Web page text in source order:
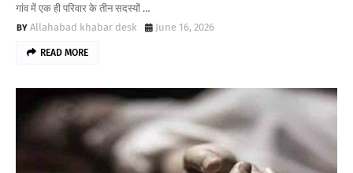
गांव में एक ही परिवार के तीन सदस्यों …
Allahabad khabar desk
June 16, 2026
READ MORE